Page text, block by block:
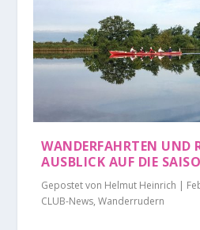
WANDERFAHRTEN UND
AUSBLICK AUF DIE
Gepostet von Helmut Heinrich |
CLUB-News,Wanderrudern